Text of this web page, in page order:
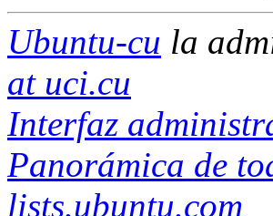
Ubuntu-cu la
at uci.cu
Interfaz
Panorámica de
lists.ubuntu.com